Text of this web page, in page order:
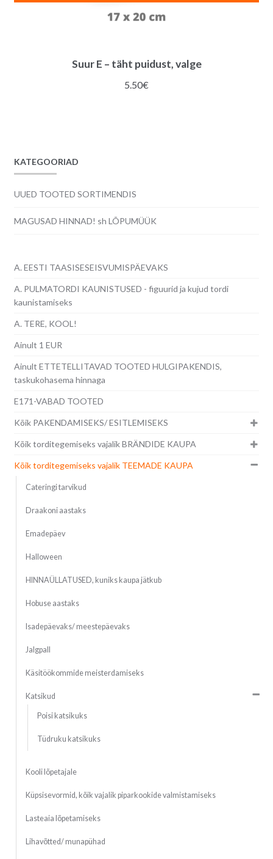
Suur E – täht puidust, valge
5.50€
KATEGOORIAD
UUED TOOTED SORTIMENDIS
MAGUSAD HINNAD! sh LÕPUMÜÜK
A. EESTI TAASISESEISVUMISPÄEVAKS
A. PULMATORDI KAUNISTUSED - figuurid ja kujud tordi
kaunistamiseks
A. TERE, KOOL!
Ainult 1 EUR
Ainult ETTETELLITAVAD TOOTED HULGIPAKENDIS,
taskukohasema hinnaga
E171-VABAD TOOTED
Kõik PAKENDAMISEKS/ ESITLEMISEKS
Kõik torditegemiseks vajalik BRÄNDIDE KAUPA
Kõik torditegemiseks vajalik TEEMADE KAUPA
Cateringi tarvikud
Draakoni aastaks
Emadepäev
Halloween
HINNAÜLLATUSED, kuniks kaupa jätkub
Hobuse aastaks
Isadepäevaks/ meestepäevaks
Jalgpall
Käsitöökommide meisterdamiseks
Katsikud
Poisi katsikuks
Tüdruku katsikuks
Kooli lõpetajale
Küpsisevormid, kõik vajalik piparkookide valmistamiseks
Lasteaia lõpetamiseks
Lihavõtted/ munapühad